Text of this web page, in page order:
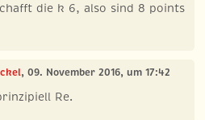
die k 6, also sind 8 points
, 09. November 2016, um 17:42
Re.